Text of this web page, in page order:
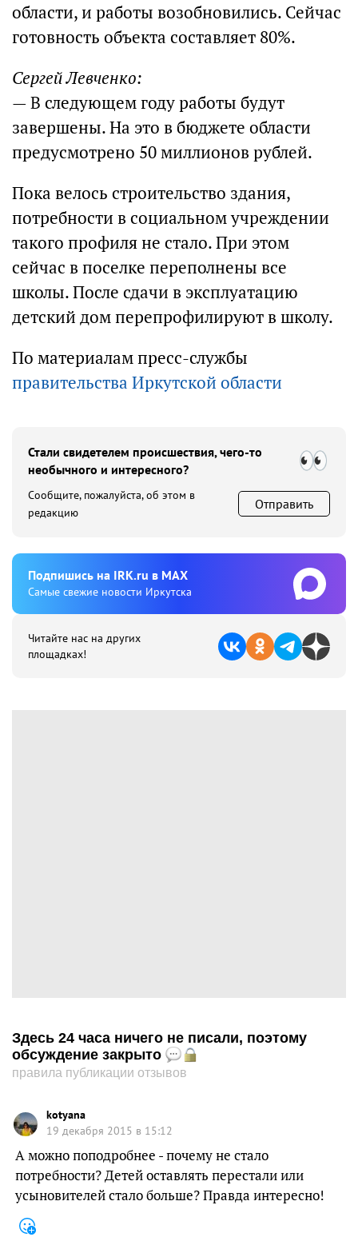
области, и работы возобновились. Сейчас
готовность объекта составляет 80%.
Сергей Левченко:
— В следующем году работы будут
завершены. На это в бюджете области
предусмотрено 50 миллионов рублей.
Пока велось строительство здания,
потребности в социальном учреждении
такого профиля не стало. При этом
сейчас в поселке переполнены все
школы. После сдачи в эксплуатацию
детский дом перепрофилируют в школу.
По материалам пресс-службы
правительства Иркутской области
Стали свидетелем происшествия, чего-то
необычного и интересного?
Сообщите, пожалуйста, об этом в
редакцию
Отправить
Подпишиcь на IRK.ru в MAX
Cамые свежие новости Иркутска
Читайте нас на других
площадках!
Здесь 24 часа ничего не писали, поэтому
обсуждение закрыто
правила публикации отзывов
kotyana
19 декабря 2015 в 15:12
А можно поподробнее - почему не стало
потребности? Детей оставлять перестали или
усыновителей стало больше? Правда интересно!